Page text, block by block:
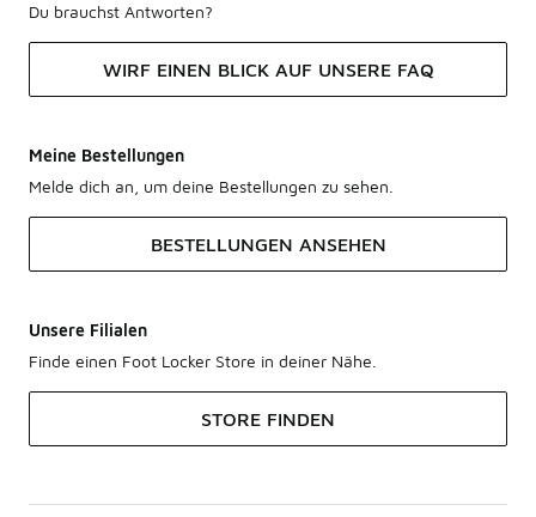
Du brauchst Antworten?
WIRF EINEN BLICK AUF UNSERE FAQ
Meine Bestellungen
Melde dich an, um deine Bestellungen zu sehen.
BESTELLUNGEN ANSEHEN
Unsere Filialen
Finde einen Foot Locker Store in deiner Nähe.
STORE FINDEN